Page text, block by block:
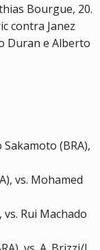
Bourgue, 20.
contra Janez
Duran e Alberto
(BRA),
vs. Mohamed
vs. Rui Machado